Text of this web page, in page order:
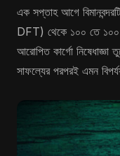
এক সপ্তাহ আগে
DFT) থেকে ১০০ তে ১০০
আরোপিত কার্গো নিষেধাজ্ঞা
সাফল্যের পরপরই এমন